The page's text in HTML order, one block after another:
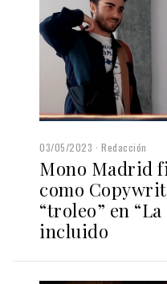
03/05/2023 Redacción
Mono Madrid
como
“troleo” en
incluido